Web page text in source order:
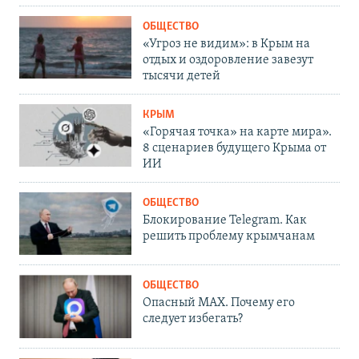
ОБЩЕСТВО
«Угроз не видим»: в Крым на
отдых и оздоровление завезут
тысячи детей
КРЫМ
«Горячая точка» на карте мира».
8 сценариев будущего Крыма от
ИИ
ОБЩЕСТВО
Блокирование Telegram. Как
решить проблему крымчанам
ОБЩЕСТВО
Опасный MAX. Почему его
следует избегать?